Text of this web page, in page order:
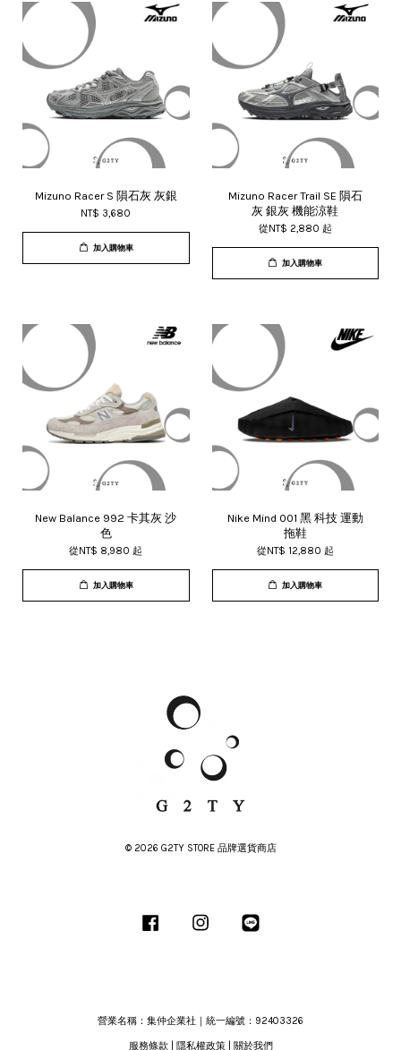
Mizuno Racer S 隕石灰 灰銀
NT$ 3,680
加入購物車
Mizuno Racer Trail SE 隕石
灰 銀灰 機能涼鞋
從NT$ 2,880 起
加入購物車
New Balance 992 卡其灰 沙
色
從NT$ 8,980起
加入購物車
Nike Mind 001 黑 科技 運動
拖鞋
從NT$ 12,880 起
加入購物車
© 2026 G2TY STORE 品牌選貨商店
Facebook Instagram
營業名稱：集仲企業社｜統一編號：92403326
服務條款 隱私權政策| 關於我們